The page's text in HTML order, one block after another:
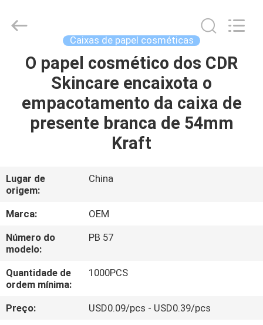
CASA
PRODUTOS
SOBRE
EXCURSÃO
DA
FÁBRICA
CONTROLE
DA
QUALIDADE
DISPLAY
CO.,LTD.
Caixas de papel cosméticas
O papel cosmético dos CDR
Skincare encaixota o
empacotamento da caixa de
presente branca de 54mm
Kraft
Lugar de
origem:
China
Marca:
OEM
Número do
modelo:
PB 57
Quantidade de
ordem mínima:
1000PCS
Preço:
USD0.09/pcs - USD0.39/pcs